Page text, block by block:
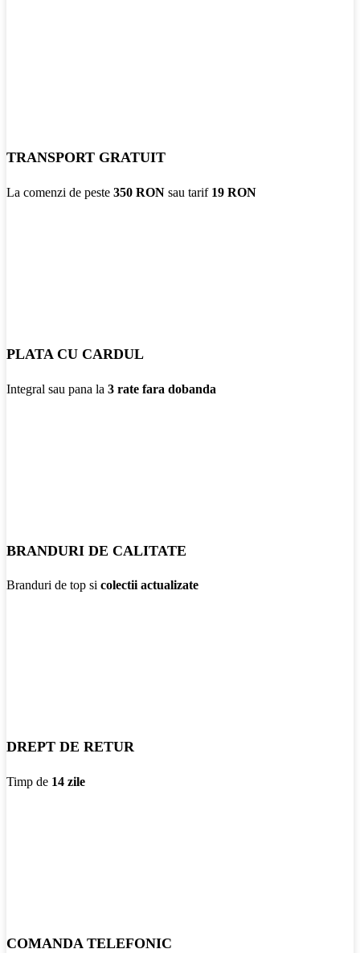
TRANSPORT GRATUIT
La comenzi de peste 350 RON sau tarif 19 RON
PLATA CU CARDUL
Integral sau pana la 3 rate fara dobanda
BRANDURI DE CALITATE
Branduri de top si colectii actualizate
DREPT DE RETUR
Timp de 14 zile
COMANDA TELEFONIC